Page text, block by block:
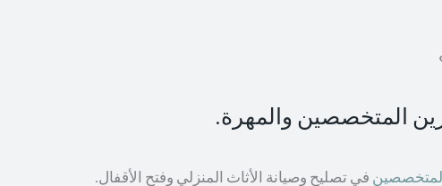
المتخصصين والمهرة.
في تصليح وصيانة الأثاث المنزلي وفتح الأقفال.